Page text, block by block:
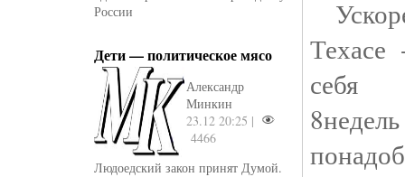
России
Дети — политическое мясо
Александр
Минкин
23.12 20:25 |
4466
Людоедский закон принят Думой.
себя